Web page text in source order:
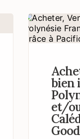
Alors,
pour
bien
et/